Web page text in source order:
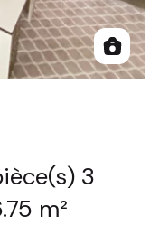
chambre(s) 86.75 m²